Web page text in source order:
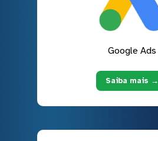
Google Ads
Saiba mais →